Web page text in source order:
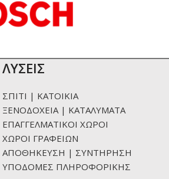
ΛΥΣΕΙΣ
ΣΠΙΤΙ | ΚΑΤΟΙΚΙΑ
ΞΕΝΟΔΟΧΕΙΑ | ΚΑΤΑΛΥΜΑΤΑ
ΕΠΑΓΓΕΛΜΑΤΙΚΟΙ ΧΩΡΟΙ
ΧΩΡΟΙ ΓΡΑΦΕΙΩΝ
ΑΠΟΘΗΚΕΥΣΗ | ΣΥΝΤΗΡΗΣΗ
ΥΠΟΔΟΜΕΣ ΠΛΗΡΟΦΟΡΙΚΗΣ